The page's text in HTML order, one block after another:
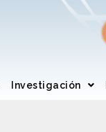
Investigación